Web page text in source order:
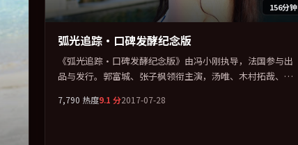
156分钟
弧光追踪·口碑发酵纪念版
《弧光追踪·口碑发酵纪念版》由冯小刚执导，法国参与出
品与发行。郭富城、张子枫领衔主演，汤唯、木村拓哉、松
软书写。全片以「传记」类型为骨架，在叙事、表演与视听
7,790 热度9.1 分2017-07-28